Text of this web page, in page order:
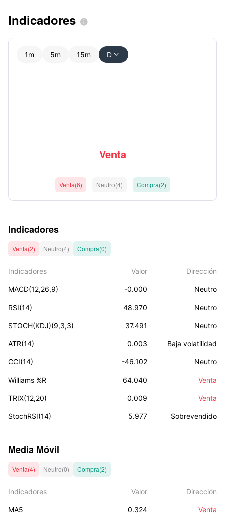
Indicadores 
1m 5m 15m D
Venta
Venta(6) Neutro(4) Compra(2)
Indicadores
Venta(2) Neutro(4) Compra(0)
Indicadores Valor Dirección
MACD(12,26,9) -0.000 Neutro
RSI(14) 48.970 Neutro
STOCH(KDJ)(9,3,3) 37.491 Neutro
ATR(14) 0.003 Baja volatilidad
CCI(14) -46.102 Neutro
Williams %R 64.040 Venta
TRIX(12,20) 0.009 Venta
StochRSI(14) 5.977 Sobrevendido
Media Móvil
Venta(4) Neutro(0) Compra(2)
Indicadores Valor Dirección
MA5 0.324 Venta